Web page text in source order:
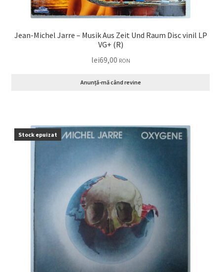
Jean-Michel Jarre – Musik Aus Zeit Und Raum Disc vinil LP
VG+ (R)
lei69,00 RON
Anunță-mă când revine
Stock epuizat